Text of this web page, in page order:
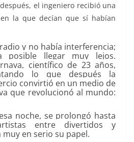
el ingeniero recibió una
la que decían que sí habían
y no había interferencia;
posible llegar muy lejos.
científico de 23 años,
lo que después la
convirtió en un medio de
que revolucionó al mundo:
noche, se prolongó hasta
entre divertidos y
en serio su papel.